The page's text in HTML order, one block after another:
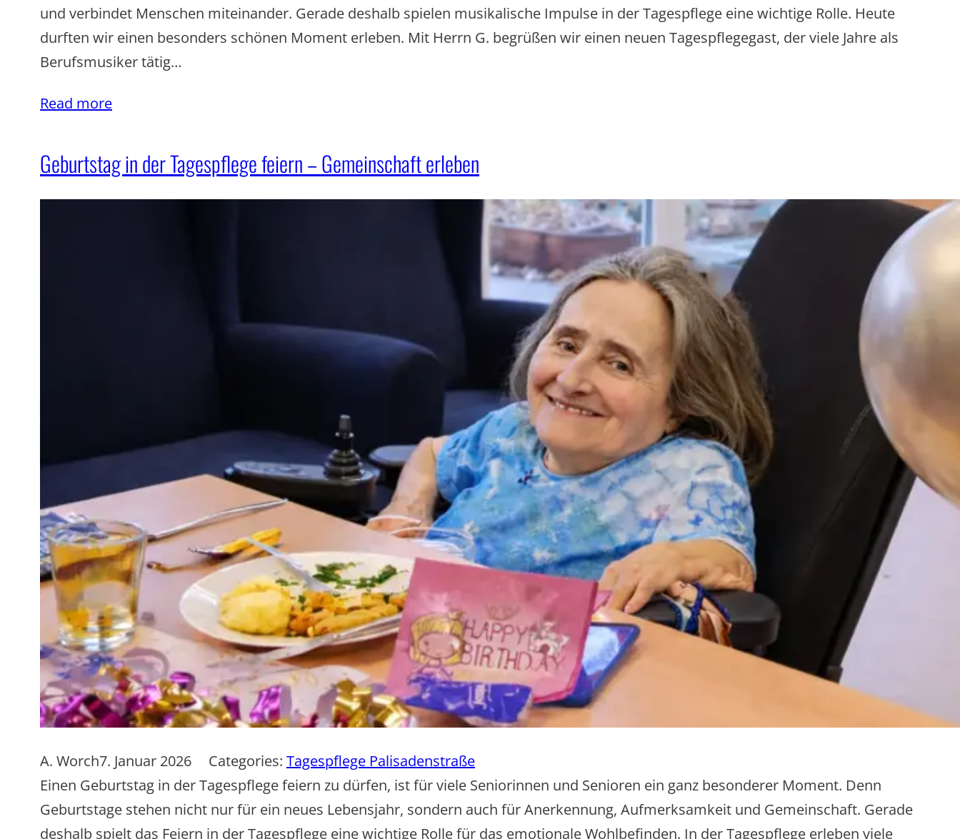
und verbindet Menschen miteinander. Gerade deshalb spielen musikalische Impulse in der Tagespflege eine wichtige Rolle. Heute
durften wir einen besonders schönen Moment erleben. Mit Herrn G. begrüßen wir einen neuen Tagespflegegast, der viele Jahre als
Berufsmusiker tätig…
Read more
Geburtstag in der Tagespflege feiern – Gemeinschaft erleben
A. Worch7. Januar 2026 Categories: Tagespflege Palisadenstraße
Einen Geburtstag in der Tagespflege feiern zu dürfen, ist für viele Seniorinnen und Senioren ein ganz besonderer Moment. Denn
Geburtstage stehen nicht nur für ein neues Lebensjahr, sondern auch für Anerkennung, Aufmerksamkeit und Gemeinschaft. Gerade
deshalb spielt das Feiern in der Tagespflege eine wichtige Rolle für das emotionale Wohlbefinden. In der Tagespflege erleben viele